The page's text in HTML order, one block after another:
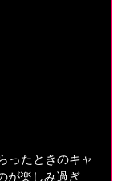
てくれました
ら正規料金で
ったときのキャ
が楽しみ過ぎ